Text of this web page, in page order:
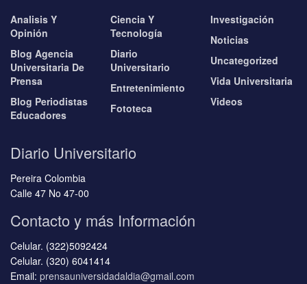
Analisis Y
Opinión
Blog Agencia
Universitaria De
Prensa
Blog Periodistas
Educadores
Ciencia Y
Tecnología
Diario
Universitario
Entretenimiento
Fototeca
Investigación
Noticias
Uncategorized
Vida Universitaria
Videos
Diario Universitario
Pereira Colombia
Calle 47 No 47-00
Contacto y más Información
Celular. (322)5092424
Celular. (320) 6041414
Email: prensauniversidadaldia@gmail.com